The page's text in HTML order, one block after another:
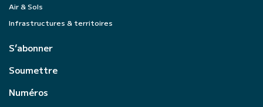
Air & Sols
Infrastructures & territoires
S’abonner
Soumettre
Numéros